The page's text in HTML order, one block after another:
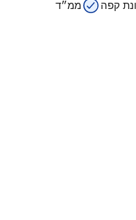
קפה ממ״ד